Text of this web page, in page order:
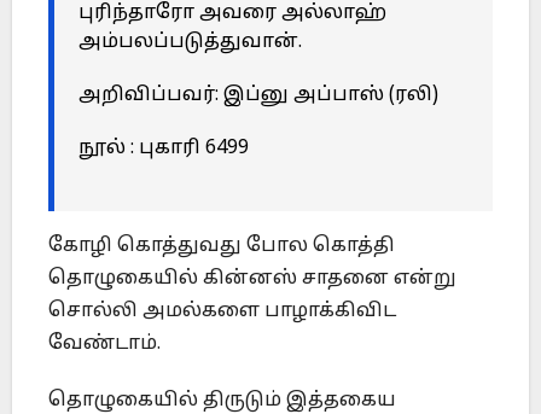
புரிந்தாரோ அவரை அல்லாஹ்
அம்பலப்படுத்துவான்.
அறிவிப்பவர்: இப்னு அப்பாஸ் (ரலி)
நூல் : புகாரி 6499
கோழி கொத்துவது போல கொத்தி
தொழுகையில் கின்னஸ் சாதனை என்று
சொல்லி அமல்களை பாழாக்கிவிட
வேண்டாம்.
தொழுகையில் திருடும் இத்தகைய